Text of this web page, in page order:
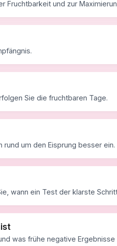
und zur
Sie die fruchtbaren Tage.
rund um den Eisprung besser ein.
wann ein Test der klarste
was frühe negative